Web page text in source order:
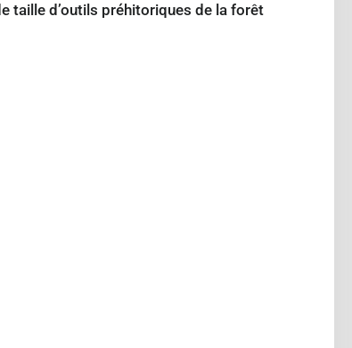
taille d’outils préhitoriques de la forêt